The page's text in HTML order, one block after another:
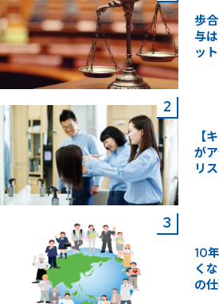
歩
与
ッ
【
が
リ
10
く
の